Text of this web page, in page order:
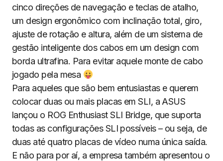
cinco direções de navegação e teclas de atalho,
um design ergonômico com inclinação total, giro,
ajuste de rotação e altura, além de um sistema de
gestão inteligente dos cabos em um design com
borda ultrafina. Para evitar aquele monte de cabo
jogado pela mesa
Para aqueles que são bem entusiastas e querem
colocar duas ou mais placas em SLI, a ASUS
lançou o ROG Enthusiast SLI Bridge, que suporta
todas as configurações SLI possíveis – ou seja, de
duas até quatro placas de vídeo numa única saída.
E não para por aí, a empresa também apresentou o